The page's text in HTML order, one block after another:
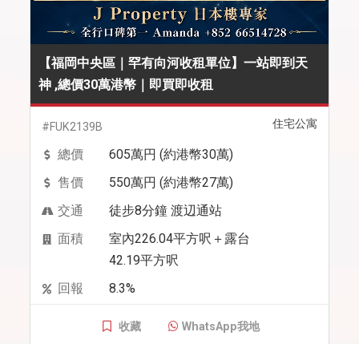
【福岡中央區｜罕有向河收租單位】一站即到天
神 ,總價30萬港幣｜即買即收租
住宅公寓
#FUK2139B
總價
605萬円 (約港幣30萬)
售價
550萬円 (約港幣27萬)
交通
徒步8分鐘 渡辺通站
面積
室內226.04平方呎＋露台
42.19平方呎
回報
8.3%
收藏 WhatsApp我地